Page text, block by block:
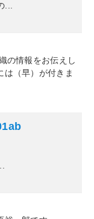
の情報をお伝えし
は（早）が付きま